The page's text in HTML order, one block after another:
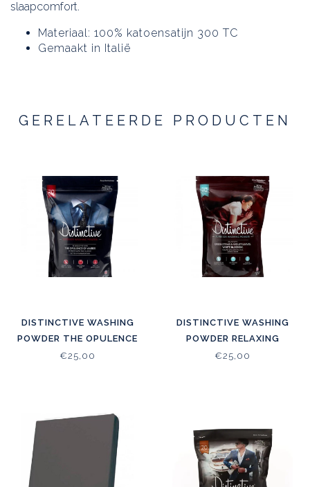
slaapcomfort.
Materiaal: 100% katoensatijn 300 TC
Gemaakt in Italië
GERELATEERDE PRODUCTEN
DISTINCTIVE WASHING
POWDER THE OPULENCE
OF AMBER
€25,00
DISTINCTIVE WASHING
POWDER RELAXING
ESSENTIAL OILS
€25,00